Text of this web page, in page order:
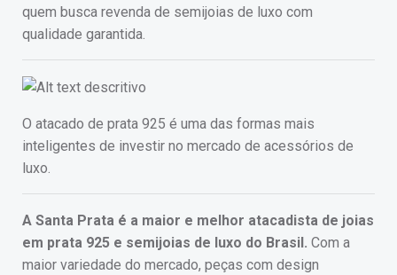
quem busca revenda de semijoias de luxo com
qualidade garantida.
O atacado de prata 925 é uma das formas mais
inteligentes de investir no mercado de acessórios de
luxo.
A Santa Prata é a maior e melhor atacadista de joias
em prata 925 e semijoias de luxo do Brasil. Com a
maior variedade do mercado, peças com design